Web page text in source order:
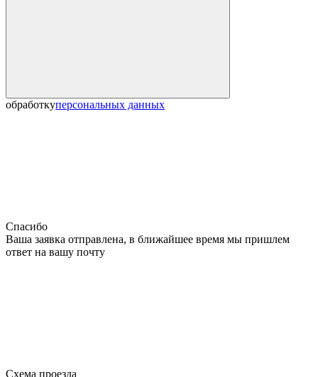
обработкуперсональных данных
Спасибо
Ваша заявка отправлена, в ближайшее время мы пришлем
ответ на вашу почту
Схема проезда